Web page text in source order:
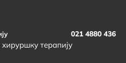
021 4880 436
терапију